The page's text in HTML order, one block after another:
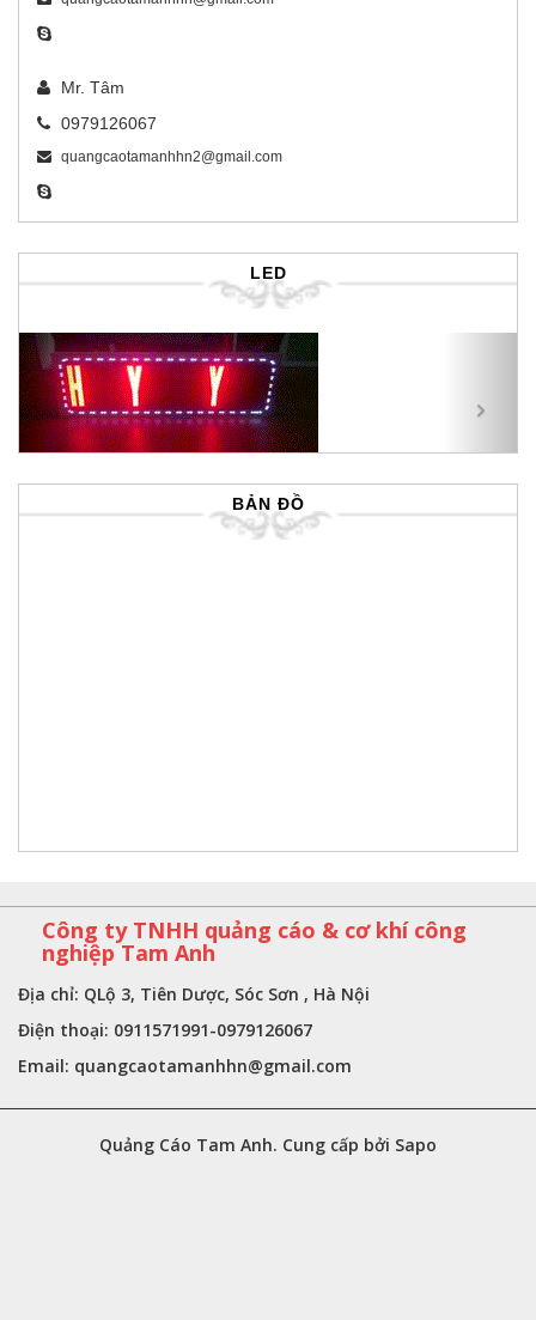
Mr. Tâm
0979126067
quangcaotamanhhn2@gmail.com
LED
Previous
BẢN ĐỒ
Công ty TNHH quảng cáo & cơ khí công
nghiệp Tam Anh
Địa chỉ: QLộ 3, Tiên Dược, Sóc Sơn , Hà Nội
Điện thoại: 0911571991-0979126067
Email: quangcaotamanhhn@gmail.com
Quảng Cáo Tam Anh. Cung cấp bởi Sapo